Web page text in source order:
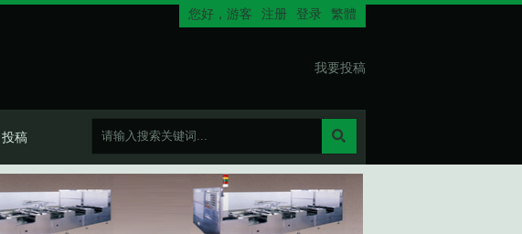
您好， 游客 注册 登录 繁體
我要投稿
投稿